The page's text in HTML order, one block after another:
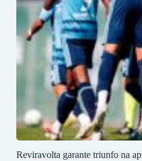
Reviravolta garante triunfo na